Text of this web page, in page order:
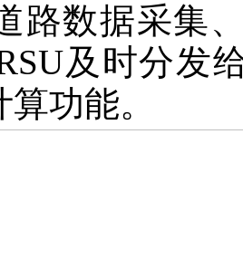
路数据采集
及时分发
功能。